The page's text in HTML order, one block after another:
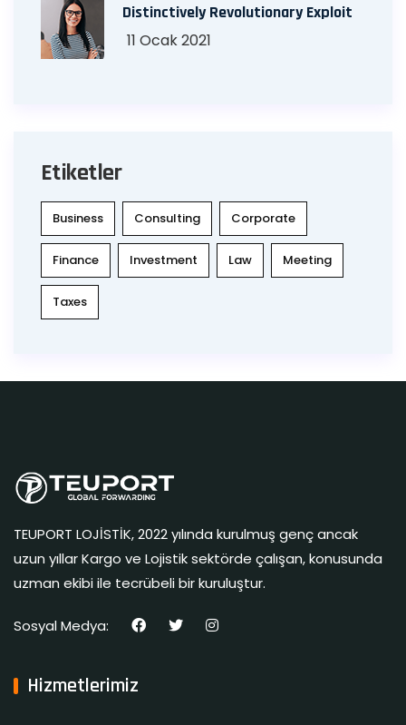
Distinctively Revolutionary Exploit
11 Ocak 2021
Etiketler
Business Consulting Corporate
Finance Investment Law Meeting
Taxes
TEUPORT LOJİSTİK, 2022 yılında kurulmuş genç ancak
uzun yıllar Kargo ve Lojistik sektörde çalışan, konusunda
uzman ekibi ile tecrübeli bir kuruluştur.
Sosyal Medya:
Hizmetlerimiz